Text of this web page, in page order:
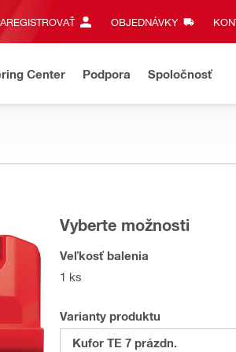
OBJEDNÁVKY
Center Podpora Spoločnosť
Vyberte možnosti
Veľkosť balenia
1 ks
Varianty produktu
Kufor TE 7 prázdn.